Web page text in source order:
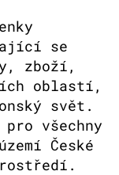
se
zboží,
oblastí,
svět.
všechny
České